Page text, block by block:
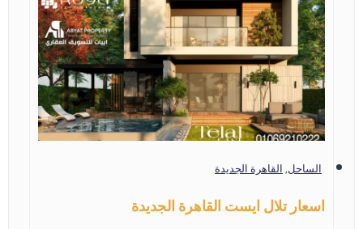
الساحل,القاهرة الجديدة
اسعار تلال ايست القاهرة الجديدة